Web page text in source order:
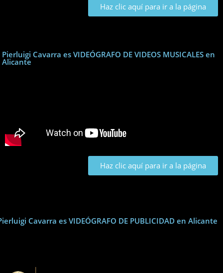
Haz clic aquí para ir a la página
Pierluigi Cavarra es VIDEÓGRAFO DE VIDEOS MUSICALES en
Alicante
Haz clic aquí para ir a la página
Cavarra es VIDEÓGRAFO DE PUBLICIDAD en Alicante